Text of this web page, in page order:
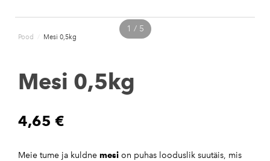
Pood Mesi 0,5kg
1 / 5
Mesi 0,5kg
4,65 €
Meie tume ja kuldne mesi on puhas looduslik suutäis, mis